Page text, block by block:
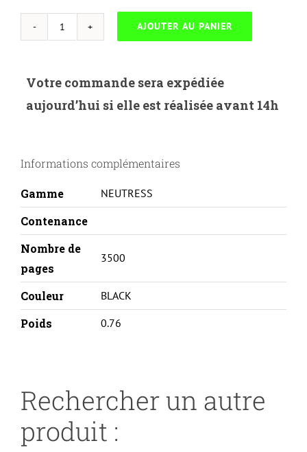
quantité
UNIV-
H.304/305/312XB-
CC530A/CE410A/CF380X-
AJOUTER AU PANIER
Votre commande sera expédiée
aujourd’hui si elle est réalisée avant 14h
Informations complémentaires
Gamme NEUTRESS
Contenance
Nombre de
pages
3500
Couleur BLACK
Poids 0.76
Rechercher un autre
produit :